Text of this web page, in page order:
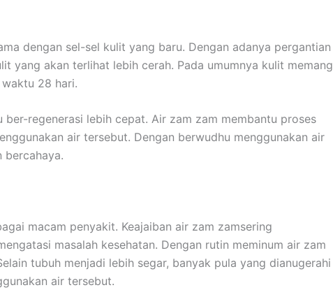
dengan sel-sel kulit yang baru. Dengan adanya pergantian
yang akan terlihat lebih cerah. Pada umumnya kulit memang
28 hari.
regenerasi lebih cepat. Air zam zam membantu proses
air tersebut. Dengan berwudhu menggunakan air
bercahaya.
macam penyakit. Keajaiban air zam zamsering
masalah kesehatan. Dengan rutin meminum air zam
tubuh menjadi lebih segar, banyak pula yang dianugerahi
air tersebut.